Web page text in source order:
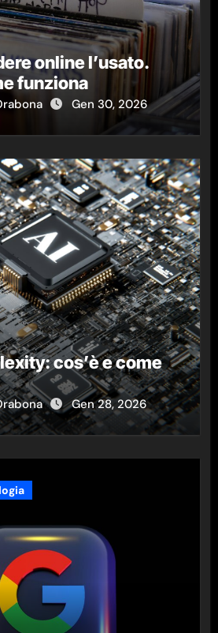
online l’usato.
funziona
Gen 30, 2026
cos’è e come
Gen 28, 2026